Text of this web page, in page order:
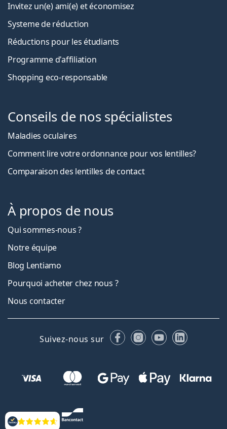
Évaluation
Invitez un(e) ami(e) et économisez
Systeme de réduction
Réductions pour les étudiants
Programme d'affiliation
Shopping eco-responsable
Conseils de nos spécialistes
Maladies oculaires
Comment lire votre ordonnance pour vos lentilles?
Comparaison des lentilles de contact
À propos de nous
Qui sommes-nous ?
Notre équipe
Blog Lentiamo
Pourquoi acheter chez nous ?
Nous contacter
Suivez-nous sur FacebookInstagram
YouTubeLinkedIn